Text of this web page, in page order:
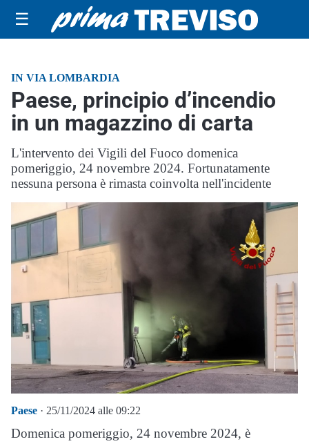
☰
IN VIA LOMBARDIA
Paese, principio d’incendio
in un magazzino di carta
L'intervento dei Vigili del Fuoco domenica
pomeriggio, 24 novembre 2024. Fortunatamente
nessuna persona è rimasta coinvolta nell'incidente
Paese · 25/11/2024 alle 09:22
Domenica pomeriggio, 24 novembre 2024, è